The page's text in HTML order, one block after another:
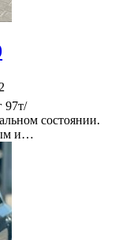
97т/
состоянии.
и…